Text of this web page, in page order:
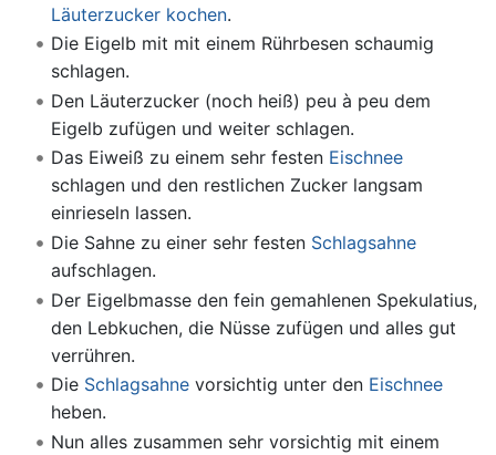
Läuterzucker kochen.
Die Eigelb mit mit einem Rührbesen schaumig
schlagen.
Den Läuterzucker (noch heiß) peu à peu dem
Eigelb zufügen und weiter schlagen.
Das Eiweiß zu einem sehr festen Eischnee
schlagen und den restlichen Zucker langsam
einrieseln lassen.
Die Sahne zu einer sehr festen Schlagsahne
aufschlagen.
Der Eigelbmasse den fein gemahlenen Spekulatius,
den Lebkuchen, die Nüsse zufügen und alles gut
verrühren.
Die Schlagsahnevorsichtig unter den Eischnee
heben.
Nun alles zusammen sehr vorsichtig mit einem